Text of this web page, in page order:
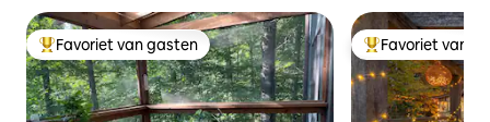
Topfavoriet van gasten
Favoriet van gasten Topfavoriet van
Favoriet van